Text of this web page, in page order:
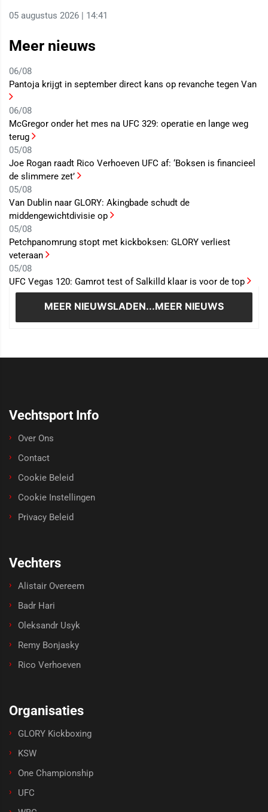
05 augustus 2026 | 14:41
Meer nieuws
06/08
Pantoja krijgt in september direct kans op revanche tegen Van
06/08
McGregor onder het mes na UFC 329: operatie en lange weg
terug
05/08
Joe Rogan raadt Rico Verhoeven UFC af: ‘Boksen is financieel
de slimmere zet’
05/08
Van Dublin naar GLORY: Akingbade schudt de
middengewichtdivisie op
05/08
Petchpanomrung stopt met kickboksen: GLORY verliest
veteraan
05/08
UFC Vegas 120: Gamrot test of Salkilld klaar is voor de top
MEER NIEUWSLADEN...MEER NIEUWS
Vechtsport Info
Over Ons
Contact
Cookie Beleid
Cookie Instellingen
Privacy Beleid
Vechters
Alistair Overeem
Badr Hari
Oleksandr Usyk
Remy Bonjasky
Rico Verhoeven
Organisaties
GLORY Kickboxing
KSW
One Championship
UFC